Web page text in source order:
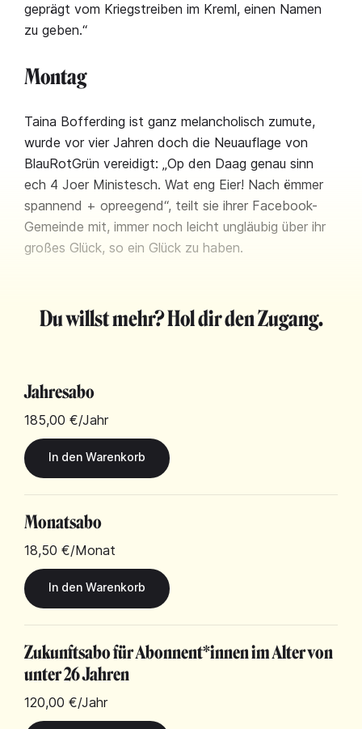
geprägt vom Kriegstreiben im Kreml, einen Namen
zu geben.“
Montag
Taina Bofferding ist ganz melancholisch zumute,
wurde vor vier Jahren doch die Neuauflage von
BlauRotGrün vereidigt: „Op den Daag genau sinn
ech 4 Joer Ministesch. Wat eng Eier! Nach ëmmer
spannend + opreegend“, teilt sie ihrer Facebook-
Gemeinde mit, immer noch leicht ungläubig über ihr
großes Glück, so ein Glück zu haben.
Du willst mehr? Hol dir den Zugang.
Jahresabo
185,00 €/Jahr
Monatsabo
18,50 €/Monat
Zukunftsabo für Abonnent*innen im Alter von
unter 26 Jahren
120,00 €/Jahr